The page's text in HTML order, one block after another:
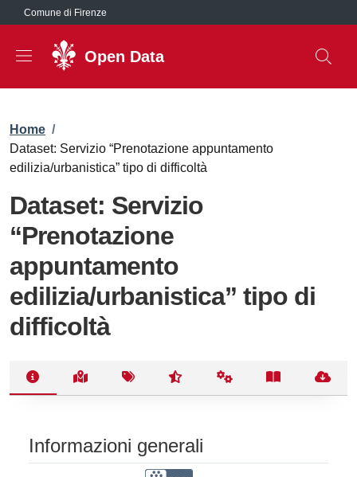
Salta al contenuto principale
Comune di Firenze
Open Data
Briciole di pane
Home /
Dataset: Servizio “Prenotazione appuntamento
edilizia/urbanistica” tipo di difficoltà
Dataset: Servizio
“Prenotazione
appuntamento
edilizia/urbanistica” tipo di
difficoltà
Informazioni generali